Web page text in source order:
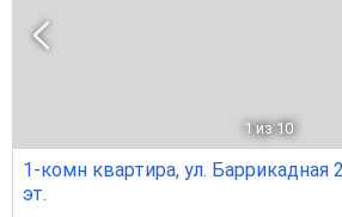
1 из 10
1-комн квартира, ул. Баррикадная
эт.